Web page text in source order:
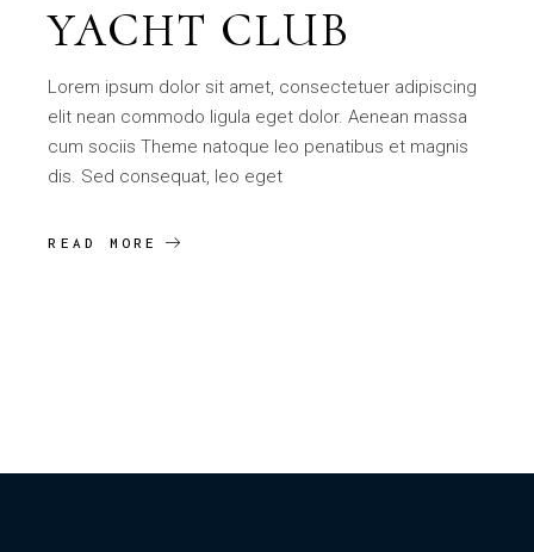
YACHT CLUB
Lorem ipsum dolor sit amet, consectetuer adipiscing
elit nean commodo ligula eget dolor. Aenean massa
cum sociis Theme natoque leo penatibus et magnis
dis. Sed consequat, leo eget
READ MORE